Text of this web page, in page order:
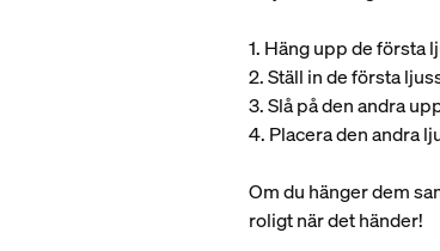
1. Häng upp de första
2. Ställ in de första
3. Slå på den andra
4. Placera den andra
Om du hänger dem
roligt när det händer!